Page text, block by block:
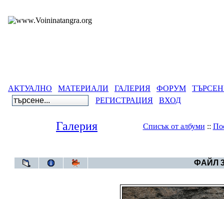
АКТУАЛНО МАТЕРИАЛИ ГАЛЕРИЯ ФОРУМ
РЕГИСТРАЦИЯ
ВХОД
Галерия Списък от албуми ::
ФАЙЛ